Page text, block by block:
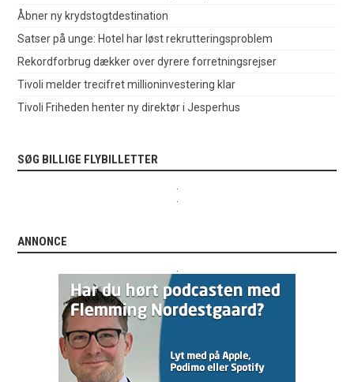
Åbner ny krydstogtdestination
Satser på unge: Hotel har løst rekrutteringsproblem
Rekordforbrug dækker over dyrere forretningsrejser
Tivoli melder trecifret millioninvestering klar
Tivoli Friheden henter ny direktør i Jesperhus
SØG BILLIGE FLYBILLETTER
ANNONCE